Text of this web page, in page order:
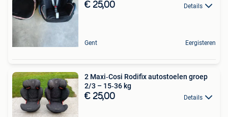
€ 25,00 Details
Gent Eergisteren
2 Maxi‑Cosi Rodifix autostoelen groep
2/3 – 15‑36 kg
€ 25,00 Details